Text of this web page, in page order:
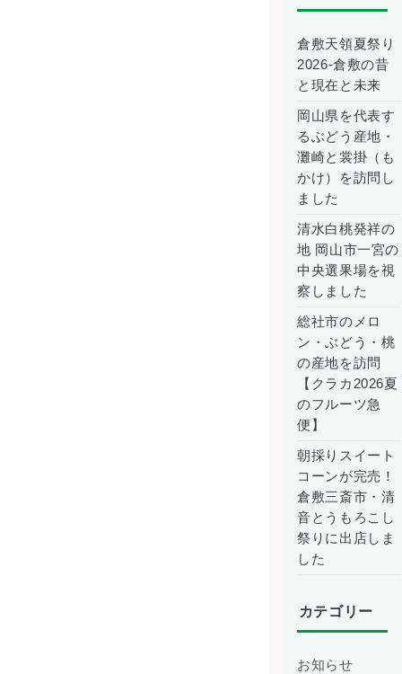
倉敷天領夏祭り
2026-倉敷の昔
と現在と未来
岡山県を代表す
るぶどう産地・
灘崎と裳掛（も
かけ）を訪問し
ました
清水白桃発祥の
地 岡山市一宮の
中央選果場を視
察しました
総社市のメロ
ン・ぶどう・桃
の産地を訪問
【クラカ2026夏
のフルーツ急
便】
朝採りスイート
コーンが完売！
倉敷三斎市・清
音とうもろこし
祭りに出店しま
した
カテゴリー
お知らせ